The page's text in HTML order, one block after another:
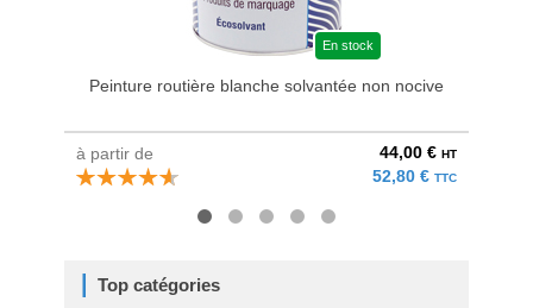
En stock
Peinture routière blanche solvantée non nocive
à partir de 44,00 € HT
52,80 € TTC
Top catégories